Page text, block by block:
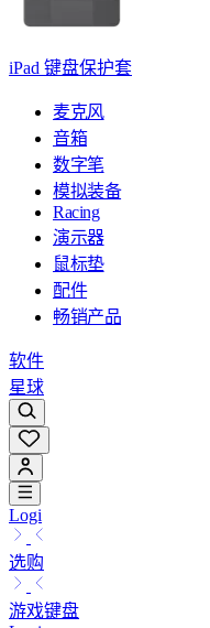
iPad 键盘保护套
麦克风
音箱
数字笔
模拟装备
Racing
演示器
鼠标垫
配件
畅销产品
软件
星球
Logi
选购
游戏键盘